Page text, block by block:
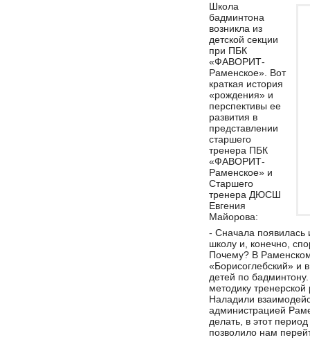
Школа
бадминтона
возникла из
детской секции
при ПБК
«ФАВОРИТ-
Раменское». Вот
краткая история
«рождения» и
перспективы ее
развития в
представлении
cтаршего
тренера ПБК
«ФАВОРИТ-
Раменское» и
Старшего
тренера ДЮСШ
Евгения
Майорова:
- Сначала появилась
школу и, конечно,
Почему? В
«Борисоглебский» и
детей по
методику
Наладили
администрацией
делать, в этот
позволило нам